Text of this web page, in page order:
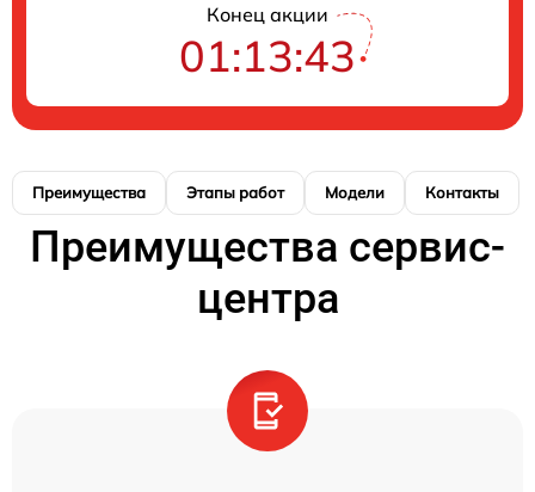
Конец акции
01:13:41
Преимущества Этапы работ Модели Контакты
Преимущества сервис-
центра